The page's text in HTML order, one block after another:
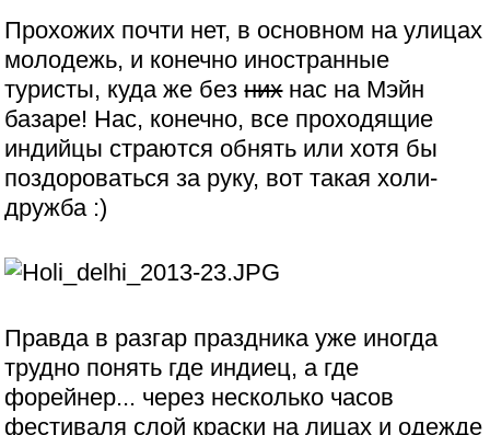
Прохожих почти нет, в основном на улицах
молодежь, и конечно иностранные
туристы, куда же безнихнас на Мэйн
базаре! Нас, конечно, все проходящие
индийцы страются обнять или хотя бы
поздороваться за руку, вот такая холи-
дружба :)
Правда в разгар праздника уже иногда
трудно понять где индиец, а где
форейнер... через несколько часов
фестиваля слой краски на лицах и одежде